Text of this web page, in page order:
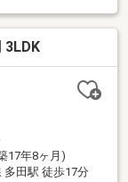
川西西店まで徒
ィ 川西西多田店
学校まで徒歩
話で問い合わ
ローン審査が心
3LDK
17年8ヶ月)
田駅 徒歩17分